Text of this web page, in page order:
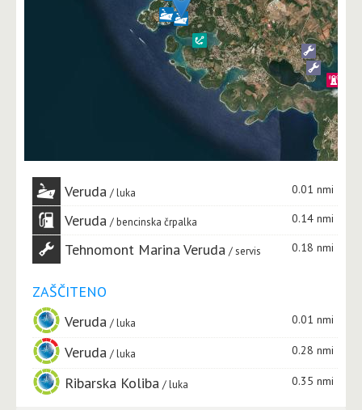
Veruda luka 0.01 nmi
Veruda bencinska črpalka 0.14 nmi
Tehnomont Marina Veruda servis 0.18 nmi
ZAŠČITENO
Veruda
luka 0.01 nmi
Veruda luka 0.28 nmi
Ribarska Koliba luka 0.35 nmi